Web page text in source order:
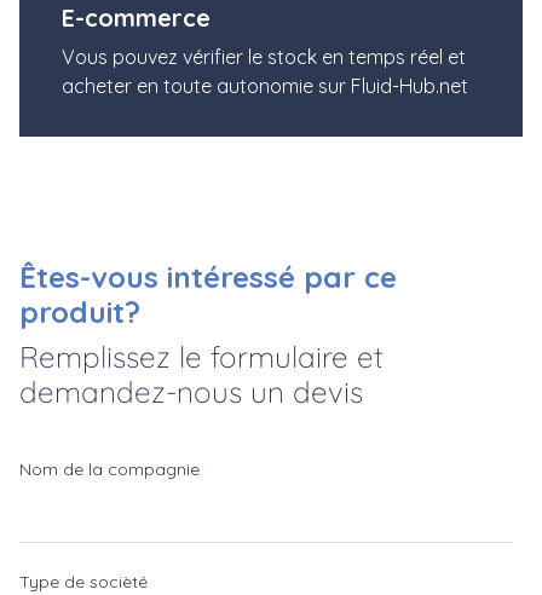
E-commerce
Vous pouvez vérifier le stock en temps réel et
acheter en toute autonomie sur Fluid-Hub.net
Êtes-vous intéressé par ce
produit?
Remplissez le formulaire et
demandez-nous un devis
Nom de la compagnie
Type de socièté